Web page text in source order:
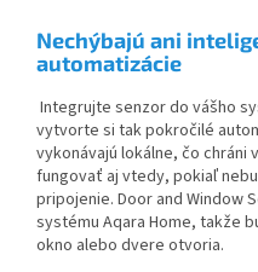
Nechýbajú ani
automatizácie
Integrujte senzor do vášho
vytvorte si tak pokročilé
vykonávajú lokálne, čo chráni
fungovať aj vtedy, pokiaľ
pripojenie. Door and Window
systému Aqara Home, takže
okno alebo dvere otvoria.